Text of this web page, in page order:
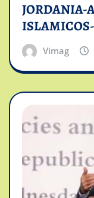
JORDANIA-
Vimag